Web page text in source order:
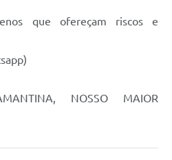
que ofereçam riscos e
NOSSO MAIOR